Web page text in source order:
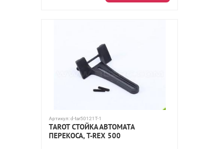
Артикул:d-tar50121T-1
TAROT СТОЙКА АВТОМАТА
ПЕРЕКОСА, T-REX 500